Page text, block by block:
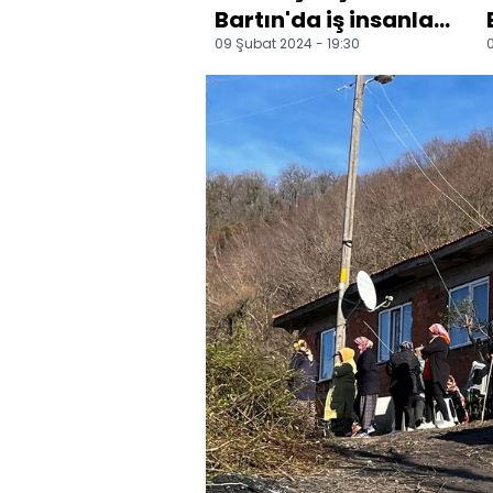
Bartın'da iş insanları
ile buluştu
09 Şubat 2024 - 19:30